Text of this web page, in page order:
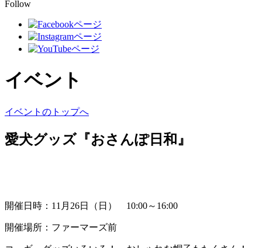
Follow
イベント
イベントのトップへ
愛犬グッズ『おさんぽ日和』
開催日時：11月26日（日） 10:00～16:00
開催場所：ファーマーズ前